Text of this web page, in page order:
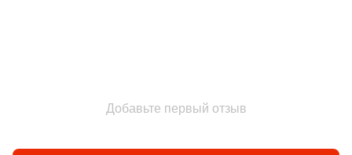
Добавьте первый отзыв